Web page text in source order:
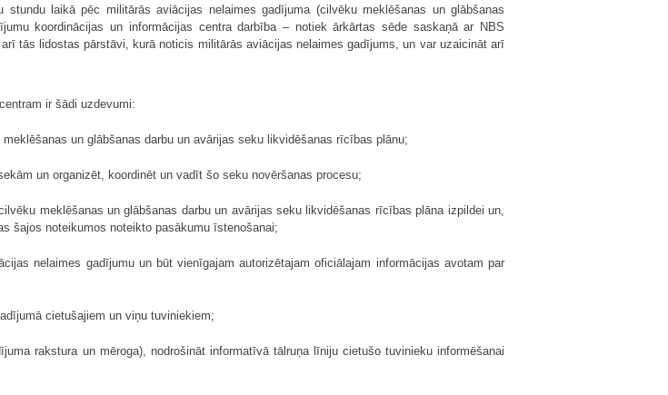
stundu laikā pēc militārās aviācijas nelaimes gadījuma (cilvēku meklēšanas un glābšanas
koordinācijas un informācijas centra darbība – notiek ārkārtas sēde saskaņā ar NBS
tās lidostas pārstāvi, kurā noticis militārās aviācijas nelaimes gadījums, un var uzaicināt arī
ir šādi uzdevumi:
un glābšanas darbu un avārijas seku likvidēšanas rīcības plānu;
un organizēt, koordinēt un vadīt šo seku novēršanas procesu;
meklēšanas un glābšanas darbu un avārijas seku likvidēšanas rīcības plāna izpildei un,
šajos noteikumos noteikto pasākumu īstenošanai;
nelaimes gadījumu un būt vienīgajam autorizētajam oficiālajam informācijas avotam par
cietušajiem un viņu tuviniekiem;
rakstura un mēroga), nodrošināt informatīvā tālruņa līniju cietušo tuvinieku informēšanai